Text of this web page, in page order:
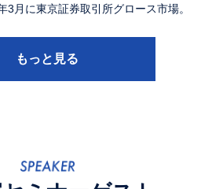
3月に東京証券取引所グロース市場。
もっと見る